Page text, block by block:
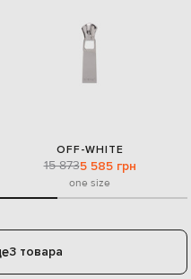
OFF-WHITE
15 8735 585 грн
one size
3 товара